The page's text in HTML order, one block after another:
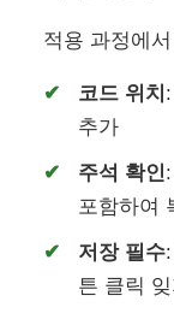
적용 과정에
코드 위치
추가
주석 확인
포함하여
저장 필수
튼 클릭